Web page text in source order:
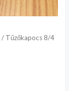
/ Tűzőkapocs 8/4